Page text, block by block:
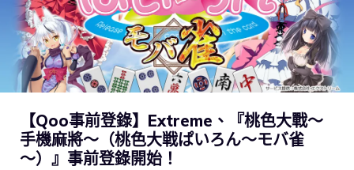
【Qoo事前登錄】Extreme、『桃色大戰～
手機麻將～（桃色大戦ぱいろん～モバ雀
～）』事前登錄開始！